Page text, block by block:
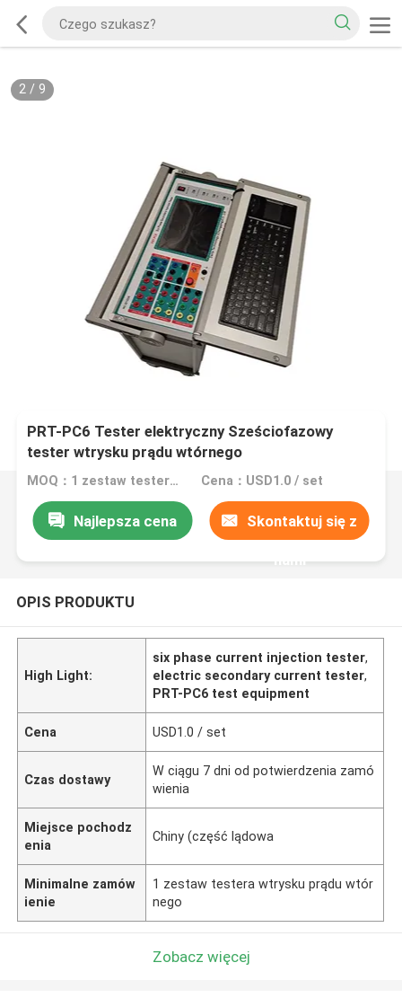
2/ 9
PRT-PC6 Tester elektryczny Sześciofazowy
tester wtrysku prądu wtórnego
MOQ：1 zestaw testera wtrysku prądu wtórnego Cena：USD1.0 / set
Najlepsza cena Skontaktuj się z
nami
OPIS PRODUKTU
High Light:
six phase current injection tester,
electric secondary current tester,
PRT-PC6 test equipment
Cena USD1.0 / set
Czas dostawy
W ciągu 7 dni od potwierdzenia zamó
wienia
Miejsce pochodz
enia
Chiny (część lądowa
Minimalne zamów
ienie
1 zestaw testera wtrysku prądu wtór
nego
Zobacz więcej